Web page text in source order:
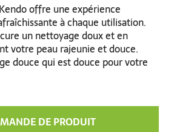
offre une expérience
à chaque utilisation.
un nettoyage doux et en
votre peau rajeunie et douce.
douce qui est douce pour votre
DE PRODUIT